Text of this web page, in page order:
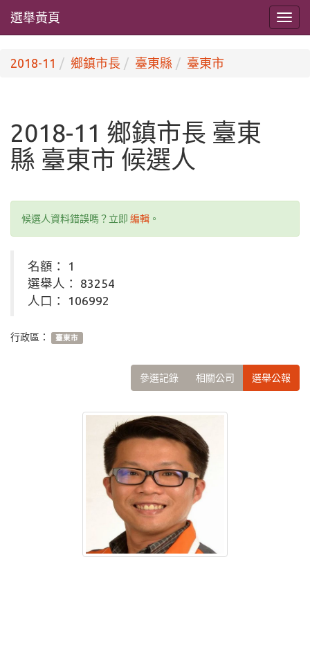
選舉黃頁
2018-11 鄉鎮市長 臺東縣 臺東市
2018-11 鄉鎮市長 臺東
縣 臺東市 候選人
候選人資料錯誤嗎？立即 編輯 。
名額： 1
選舉人： 83254
人口： 106992
行政區： 臺東市
參選記錄 相關公司 選舉公報